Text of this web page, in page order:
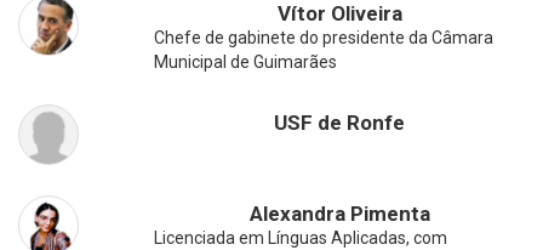
Vítor Oliveira
Chefe de gabinete do presidente da Câmara
Municipal de Guimarães
USF de Ronfe
Alexandra Pimenta
Licenciada em Línguas Aplicadas, com